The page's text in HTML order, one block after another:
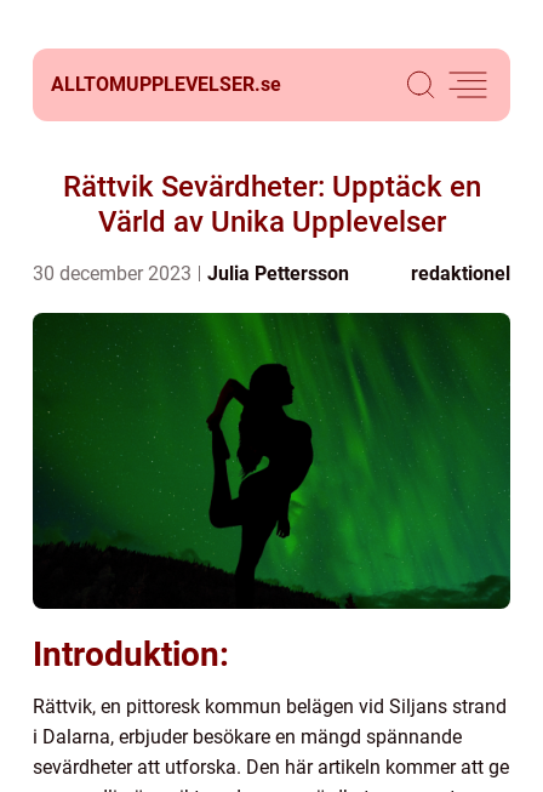
ALLTOMUPPLEVELSER.se
Rättvik Sevärdheter: Upptäck en
Värld av Unika Upplevelser
30 december 2023 Julia Pettersson redaktionel
Introduktion:
Rättvik, en pittoresk kommun belägen vid Siljans strand
i Dalarna, erbjuder besökare en mängd spännande
sevärdheter att utforska. Den här artikeln kommer att ge